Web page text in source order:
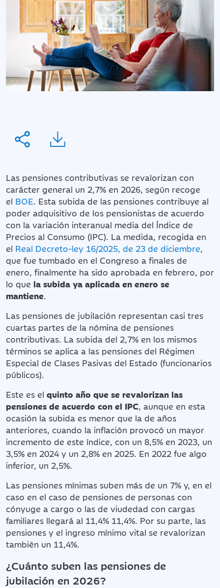
Las pensiones contributivas se revalorizan con
carácter general un 2,7% en 2026, según recoge
el BOE. Esta subida de las pensiones contribuye al
poder adquisitivo de los pensionistas de acuerdo
con la variación interanual media del Índice de
Precios al Consumo (IPC). La medida, recogida en
el Real Decreto-ley 16/2025, de 23 de diciembre,
que fue tumbado en el Congreso a finales de
enero, finalmente ha sido aprobada en febrero, por
lo que la subida ya aplicada en enero se
mantiene.
Las pensiones de jubilación representan casi tres
cuartas partes de la nómina de pensiones
contributivas. La subida del 2,7% en los mismos
términos se aplica a las pensiones del Régimen
Especial de Clases Pasivas del Estado (funcionarios
públicos).
Este es el quinto año que se revalorizan las
pensiones de acuerdo con el IPC, aunque en esta
ocasión la subida es menor que la de años
anteriores, cuando la inflación provocó un mayor
incremento de este índice, con un 8,5% en 2023, un
3,5% en 2024 y un 2,8% en 2025. En 2022 fue algo
inferior, un 2,5%.
Las pensiones mínimas suben más de un 7% y, en el
caso en el caso de pensiones de personas con
cónyuge a cargo o las de viudedad con cargas
familiares llegará al 11,4% 11,4%. Por su parte, las
pensiones y el ingreso mínimo vital se revalorizan
también un 11,4%.
¿Cuánto suben las pensiones de
jubilación en 2026?